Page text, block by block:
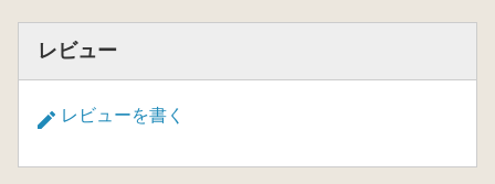
の黎明期からの歩みとその苦闘の歴史を生き生
献、石窟美術(敦煌・陇南・陝北)、敦煌学史、
る学術論文を収録しています。
レビュー
レビューを書く